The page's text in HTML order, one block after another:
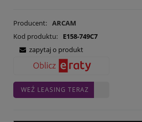
Producent: ARCAM
Kod produktu:
E158-749C7
zapytaj o produkt
WEŹ LEASING TERAZ